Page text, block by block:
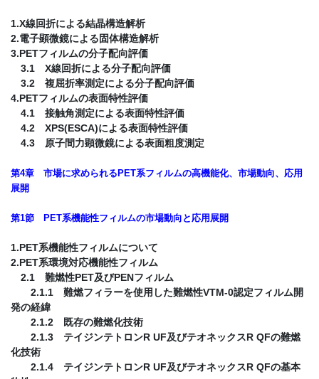
1.X線回折による結晶構造解析
2.電子顕微鏡による固体構造解析
3.PETフィルムの分子配向評価
3.1 X線回折による分子配向評価
3.2 複屈折率測定による分子配向評価
4.PETフィルムの表面特性評価
4.1 接触角測定による表面特性評価
4.2 XPS(ESCA)による表面特性評価
4.3 原子間力顕微鏡による表面粗度測定
第4章 市場に求められるPET系フィルムの高機能化、市場動向、応用
展開
第1節 PET系機能性フィルムの市場動向と応用展開
1.PET系機能性フィルムについて
2.PET系環境対応機能性フィルム
2.1 難燃性PET及びPENフィルム
2.1.1 難燃フィラーを使用した難燃性VTM-0認定フィルム開
発の経緯
2.1.2 既存の難燃化技術
2.1.3 テイジンテトロンR UF及びテオネックスR QFの難燃
化技術
2.1.4 テイジンテトロンR UF及びテオネックスR QFの基本